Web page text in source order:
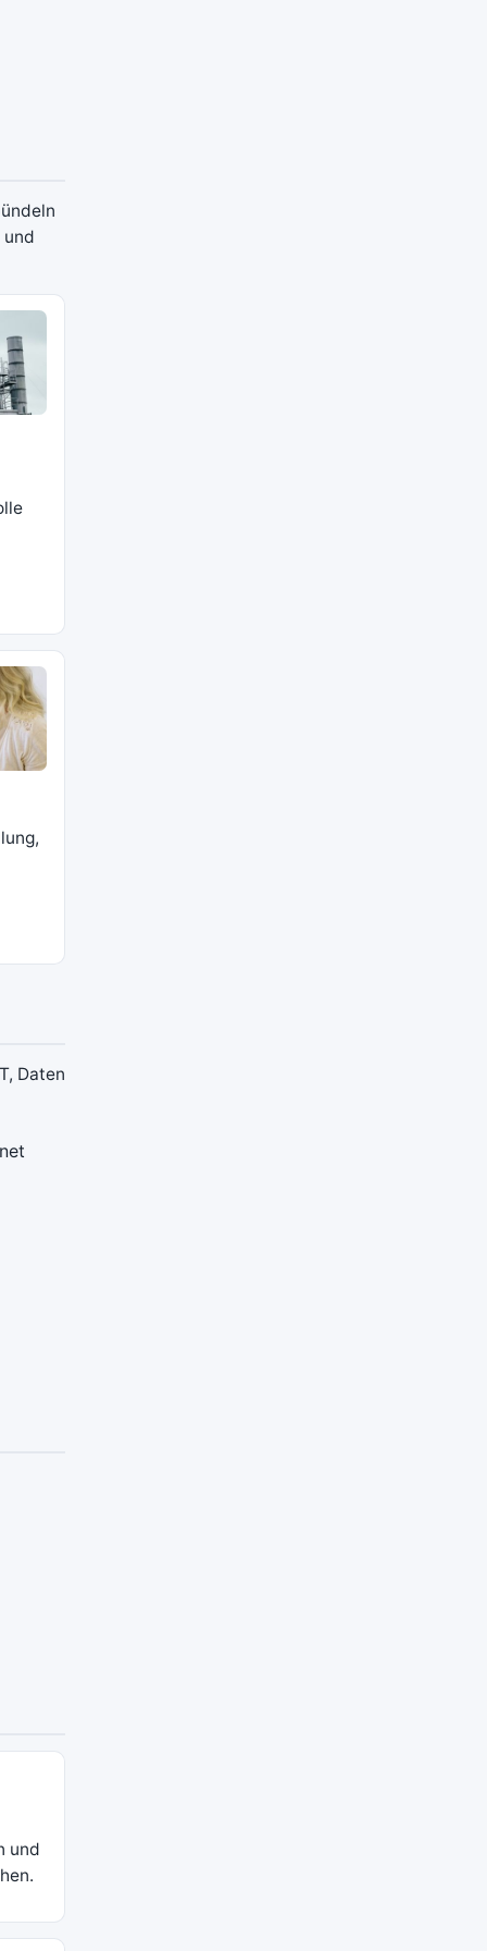
und
Daten
und